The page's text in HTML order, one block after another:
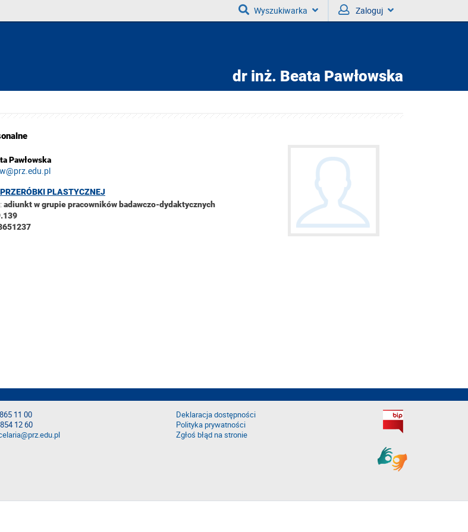
Wyszukiwarka Zaloguj
dr inż. Beata Pawłowska
Pawłowska
PLASTYCZNEJ
adiunkt w grupie pracowników badawczo-dydaktycznych
11 00
12 60
Deklaracja dostępności
Polityka prywatności
Zgłoś błąd na stronie